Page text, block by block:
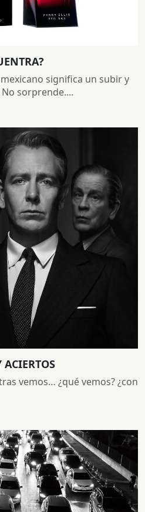
significa un subir y
sorprende....
vemos… ¿qué vemos? ¿con